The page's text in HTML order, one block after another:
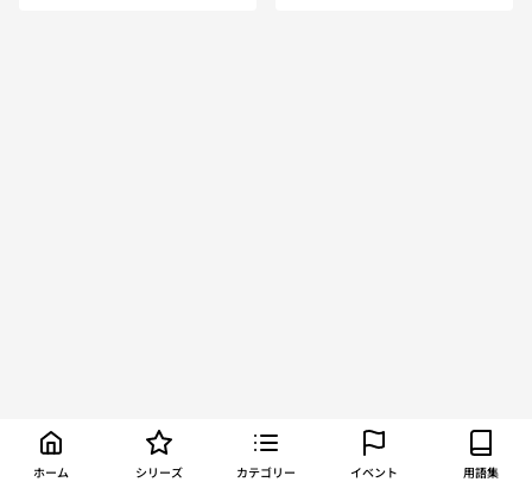
ホーム シリーズ カテゴリー イベント 用語集